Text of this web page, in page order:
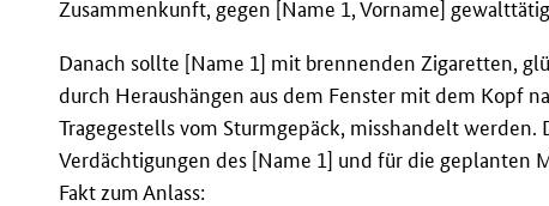
Zusammenkunft, gegen [Name 1, Vorname]
Danach sollte [Name 1] mit brennenden Zigaretten,
durch Heraushängen aus dem Fenster mit dem Kopf
Tragegestells vom Sturmgepäck, misshandelt
Verdächtigungen des [Name 1] und für die geplanten
Fakt zum Anlass: